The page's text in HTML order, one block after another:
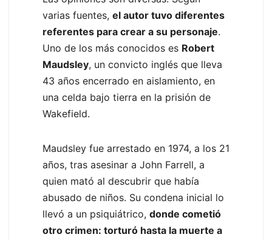
varias fuentes, el autor tuvo diferentes
referentes para crear a su personaje.
Uno de los más conocidos es Robert
Maudsley, un convicto inglés que lleva
43 años encerrado en aislamiento, en
una celda bajo tierra en la prisión de
Wakefield.
Maudsley fue arrestado en 1974, a los 21
años, tras asesinar a John Farrell, a
quien mató al descubrir que había
abusado de niños. Su condena inicial lo
llevó a un psiquiátrico, donde cometió
otro crimen: torturó hasta la muerte a